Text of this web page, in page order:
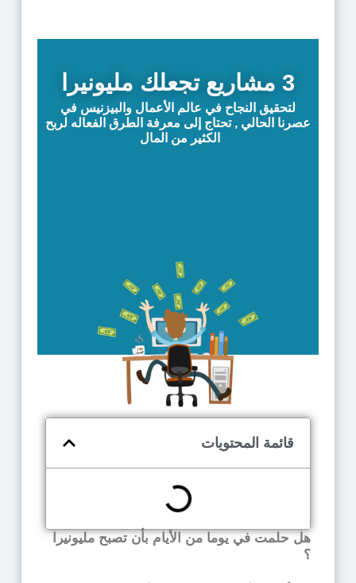
3 مشاريع تجعلك مليونيرا
لتحقيق النجاح في عالم الأعمال والبيزنيس في
عصرنا الحالي , تحتاج إلى معرفة الطرق الفعاله لربح
الكثير من المال
قائمة المحتويات
هل حلمت في يوما من الأيام بأن تصبح مليونيرا
؟